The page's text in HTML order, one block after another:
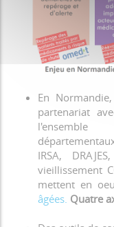
En
partenariat
IRSA,
vieillissement
mettent en
âgées. Quatre